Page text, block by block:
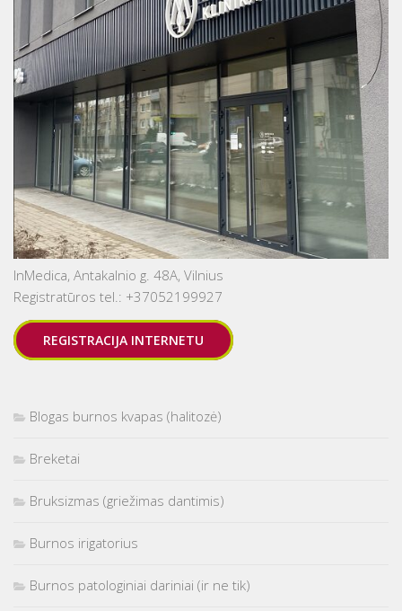
InMedica, Antakalnio g. 48A, Vilnius
Registratūros tel.: +37052199927
REGISTRACIJA INTERNETU
Blogas burnos kvapas (halitozė)
Breketai
Bruksizmas (griežimas dantimis)
Burnos irigatorius
Burnos patologiniai dariniai (ir ne tik)